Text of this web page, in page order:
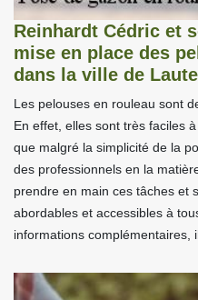
Reinhardt Cédric et
mise en place des
dans la ville de
Les pelouses en rouleau sont
En effet, elles sont très faciles
que malgré la simplicité de la
des professionnels en la
prendre en main ces tâches et
abordables et accessibles à
informations complémentaires,